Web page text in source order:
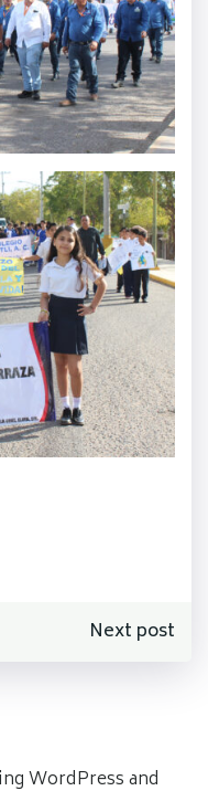
Navegación
Next post
WordPress and